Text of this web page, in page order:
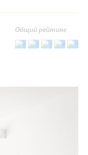
Общий рейтинг